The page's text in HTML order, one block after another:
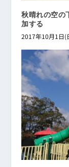
秋晴れの空の
加する
2017年10月1日(